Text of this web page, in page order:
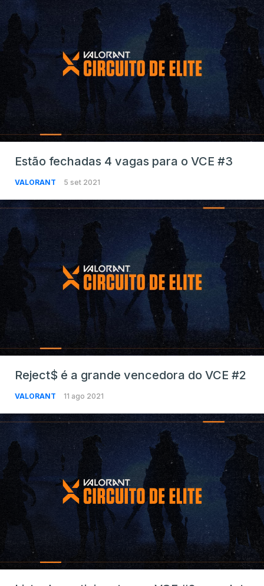
Estão fechadas 4 vagas para o VCE #3
VALORANT 5 set 2021
Reject$ é a grande vencedora do VCE #2
VALORANT 11 ago 2021